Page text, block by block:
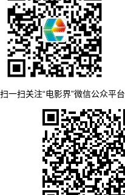
扫一扫关注“电影界”微信公众平台